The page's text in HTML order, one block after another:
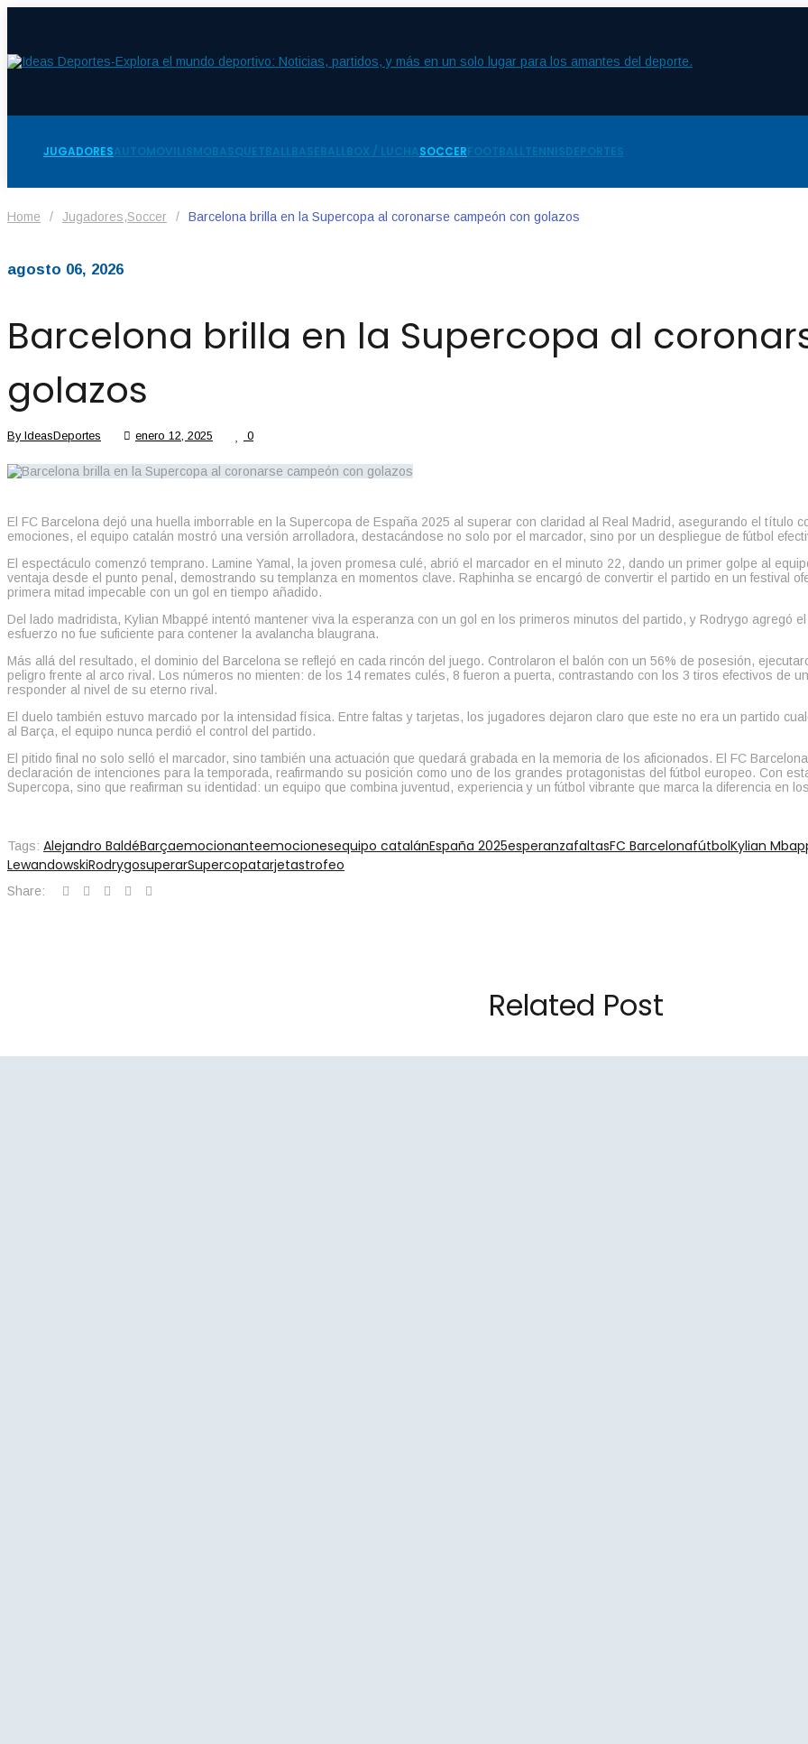
JUGADORESAUTOMOVILISMOBASQUETBALLBASEBALLBOX / LUCHASOCCERFOOTBALLTENNISDEPORTES
Home / Jugadores,Soccer / Barcelona brilla en la Supercopa al coronarse campeón con golazos
agosto 06, 2026
Barcelona brilla en la Supercopa al
golazos
By IdeasDeportes enero 12, 2025 0
El FC Barcelona dejó una huella imborrable en la Supercopa de España 2025 al superar con claridad al Real Madrid, asegurando el título
emociones, el equipo catalán mostró una versión arrolladora, destacándose no solo por el marcador, sino por un despliegue de fútbol
El espectáculo comenzó temprano. Lamine Yamal, la joven promesa culé, abrió el marcador en el minuto 22, dando un primer golpe al
ventaja desde el punto penal, demostrando su templanza en momentos clave. Raphinha se encargó de convertir el partido en un festival
primera mitad impecable con un gol en tiempo añadido.
Del lado madridista, Kylian Mbappé intentó mantener viva la esperanza con un gol en los primeros minutos del partido, y Rodrygo agregó
esfuerzo no fue suficiente para contener la avalancha blaugrana.
Más allá del resultado, el dominio del Barcelona se reflejó en cada rincón del juego. Controlaron el balón con un 56% de posesión,
peligro frente al arco rival. Los números no mienten: de los 14 remates culés, 8 fueron a puerta, contrastando con los 3 tiros efectivos de
responder al nivel de su eterno rival.
El duelo también estuvo marcado por la intensidad física. Entre faltas y tarjetas, los jugadores dejaron claro que este no era un partido
al Barça, el equipo nunca perdió el control del partido.
El pitido final no solo selló el marcador, sino también una actuación que quedará grabada en la memoria de los aficionados. El FC
declaración de intenciones para la temporada, reafirmando su posición como uno de los grandes protagonistas del fútbol europeo. Con
Supercopa, sino que reafirman su identidad: un equipo que combina juventud, experiencia y un fútbol vibrante que marca la diferencia en
Tags: Alejandro BaldéBarçaemocionanteemocionesequipo catalánEspaña 2025esperanzafaltasFC BarcelonafútbolKylian
LewandowskiRodrygosuperarSupercopatarjetastrofeo
Share:
Related Post